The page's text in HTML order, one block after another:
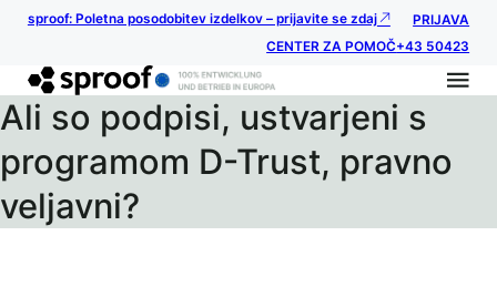
sproof: Poletna posodobitev izdelkov – prijavite se zdaj
PRIJAVA
CENTER ZA POMOČ+43 50423
Ali so podpisi, ustvarjeni s
programom D-Trust, pravno
veljavni?